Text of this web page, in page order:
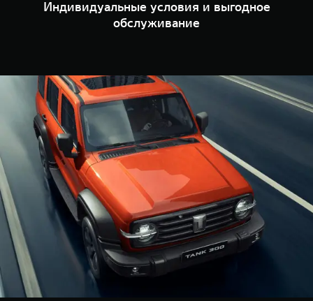
Расширяя границы комфорта
от 6 149 000 ₽
Эстетика
от 5 699
WEY 80
Масштаб возможностей
от 6 449 000 ₽
WEY 80
Индивидуальные условия и выгодное
обслуживание